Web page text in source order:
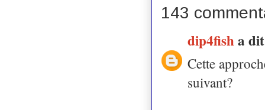
143
dip4fisha
Cette
suivant?